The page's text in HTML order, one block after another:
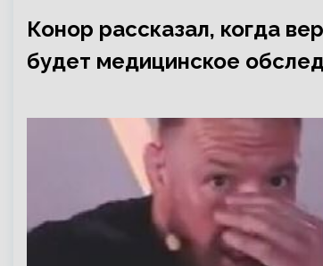
Конор рассказал, когда
будет медицинское